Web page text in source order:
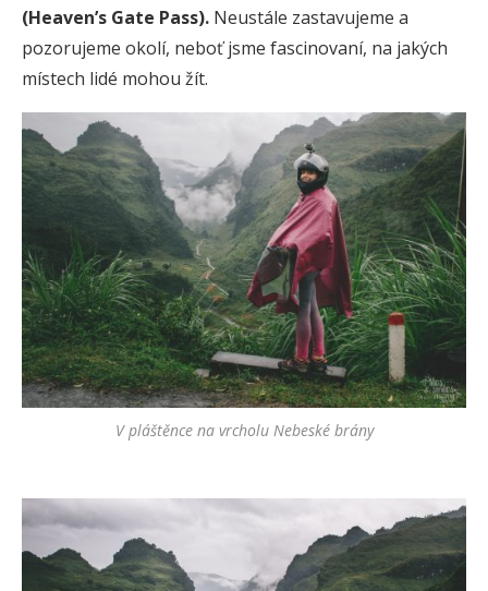
(Heaven’s Gate Pass). Neustále zastavujeme a
pozorujeme okolí, neboť jsme fascinovaní, na jakých
místech lidé mohou žít.
V pláštěnce na vrcholu Nebeské brány